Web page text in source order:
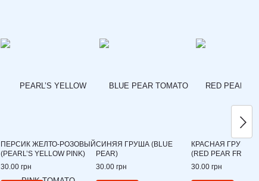
ПЕРСИК ЖЕЛТО-РОЗОВЫЙ
(PEARL’S YELLOW PINK)
30.00 грн
СИНЯЯ ГРУША (BLUE
PEAR)
30.00 грн
КРАСНАЯ ГРУША
(RED PEAR
30.00 грн